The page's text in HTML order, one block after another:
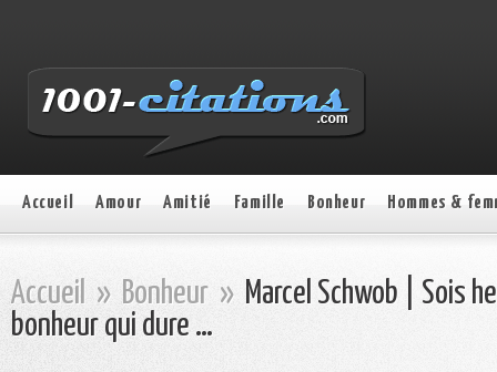
Accueil Amour Amitié Famille Bonheur Hommes &
Accueil » Bonheur » Marcel Schwob | Sois
bonheur qui dure …